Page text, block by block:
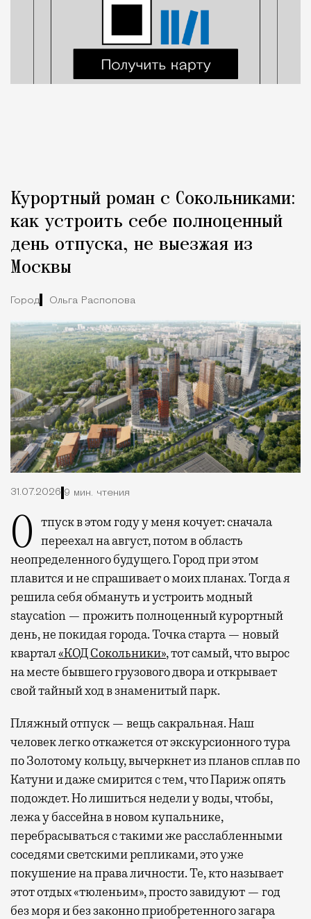
Курортный роман с Сокольниками:
как устроить себе полноценный
день отпуска, не выезжая из
Москвы
Город Ольга Распопова
31.07.2026 9 мин. чтения
Отпуск в этом году у меня кочует: сначала переехал на август, потом в область
неопределенного будущего. Город при этом
плавится и не спрашивает о моих планах. Тогда я
решила себя обмануть и устроить модный
staycation — прожить полноценный курортный
день, не покидая города. Точка старта — новый
квартал«КОД Сокольники», тот самый, что вырос
на месте бывшего грузового двора и открывает
свой тайный ход в знаменитый парк.
Пляжный отпуск — вещь сакральная. Наш
человек легко откажется от экскурсионного тура
по Золотому кольцу, вычеркнет из планов сплав по
Катуни и даже смирится с тем, что Париж опять
подождет. Но лишиться недели у воды, чтобы,
лежа у бассейна в новом купальнике,
перебрасываться с такими же расслабленными
соседями светскими репликами, это уже
покушение на права личности. Те, кто называет
этот отдых «тюленьим», просто завидуют — год
без моря и без законно приобретенного загара